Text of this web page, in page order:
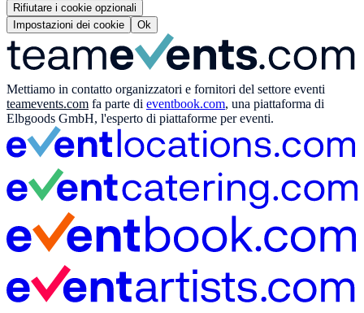
Rifiutare i cookie opzionali
Impostazioni dei cookie
Ok
Mettiamo in contatto organizzatori e fornitori del settore eventi
teamevents.com fa parte di eventbook.com, una piattaforma di
Elbgoods GmbH, l'esperto di piattaforme per eventi.